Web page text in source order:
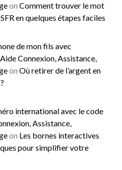
on Comment trouver le mot
en quelques étapes faciles
de mon fils avec
Connexion, Assistance,
on Où retirer de l’argent en
international avec le code
Assistance,
on Les bornes interactives
pour simplifier votre